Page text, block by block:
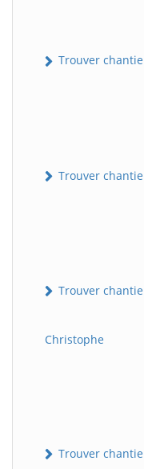
Trouver
Trouver
Trouver
Christophe
Trouver